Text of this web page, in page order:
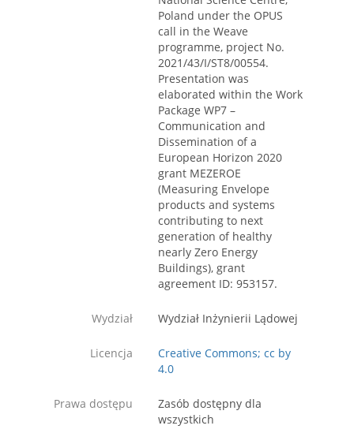
Poland under the OPUS
call in the Weave
programme, project No.
2021/43/I/ST8/00554.
Presentation was
elaborated within the Work
Package WP7 –
Communication and
Dissemination of a
European Horizon 2020
grant MEZEROE
(Measuring Envelope
products and systems
contributing to next
generation of healthy
nearly Zero Energy
Buildings), grant
agreement ID: 953157.
Wydział Wydział Inżynierii Lądowej
Licencja
Creative Commons; cc by
4.0
Prawa dostępu
Zasób dostępny dla
wszystkich